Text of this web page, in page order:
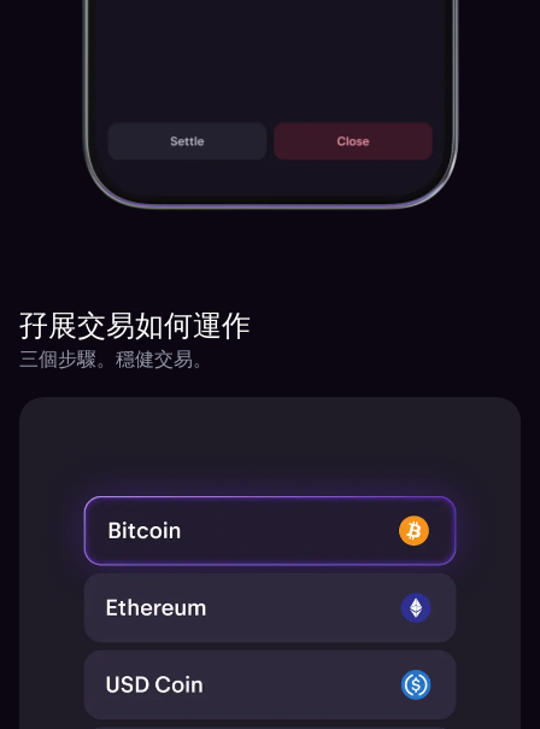
孖展交易如何運作
三個步驟。穩健交易。